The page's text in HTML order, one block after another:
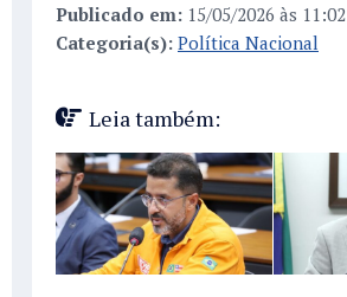
Publicado em: 15/05/2026 às 11:02
Categoria(s): Política Nacional
Leia também: